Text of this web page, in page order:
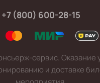
+7 (800) 600-28-15
сервис. Оказание
и доставке